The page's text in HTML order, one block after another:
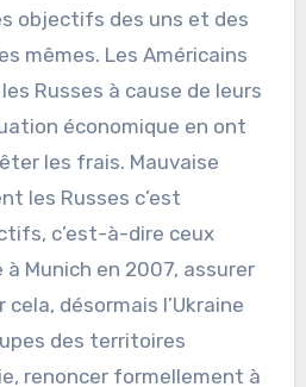
objectifs des uns et des
mêmes. Les Américains
Russes à cause de leurs
économique en ont
les frais. Mauvaise
les Russes c’est
c’est-à-dire ceux
Munich en 2007, assurer
désormais l’Ukraine
des territoires
renoncer formellement à